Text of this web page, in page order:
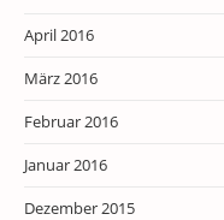
April 2016
März 2016
Februar 2016
Januar 2016
Dezember 2015